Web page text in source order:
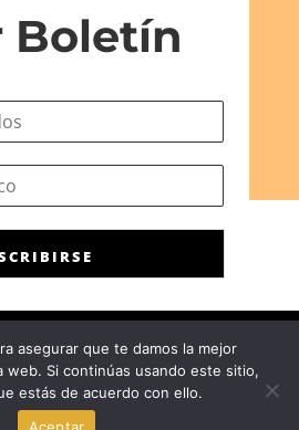
Boletín
de España|Privacidad|Aviso
| Política de cookies
asegurar que te damos la mejor
web. Si continúas usando este sitio,
estás de acuerdo con ello.
Aceptar